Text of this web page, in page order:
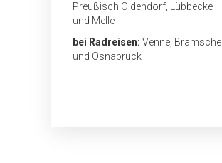
Preußisch Oldendorf, Lübbecke
und Melle
bei Radreisen: Venne, Bramsche
und Osnabrück